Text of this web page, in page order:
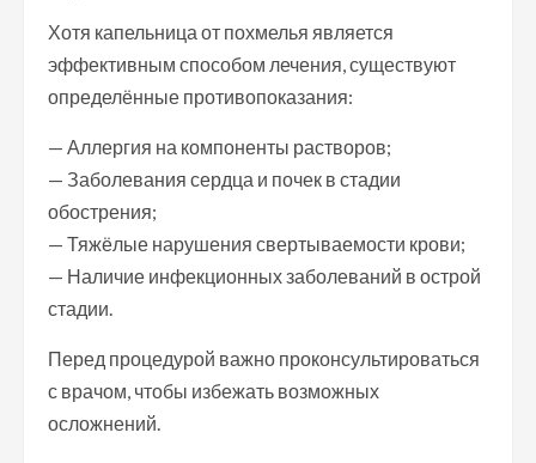
Хотя капельница от похмелья является
эффективным способом лечения, существуют
определённые противопоказания:
— Аллергия на компоненты растворов;
— Заболевания сердца и почек в стадии
обострения;
— Тяжёлые нарушения свертываемости крови;
— Наличие инфекционных заболеваний в острой
стадии.
Перед процедурой важно проконсультироваться
с врачом, чтобы избежать возможных
осложнений.